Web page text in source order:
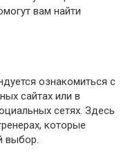
вам найти
ознакомиться с
сайтах или в
сетях. Здесь
которые
выбор.